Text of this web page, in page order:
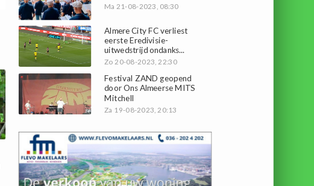
Ma 21-08-2023, 08:30
Almere City FC verliest
eerste Eredivisie-
uitwedstrijd ondanks...
Zo 20-08-2023, 22:30
Festival ZAND geopend
door Ons Almeerse MITS
Mitchell
Za 19-08-2023, 20:13